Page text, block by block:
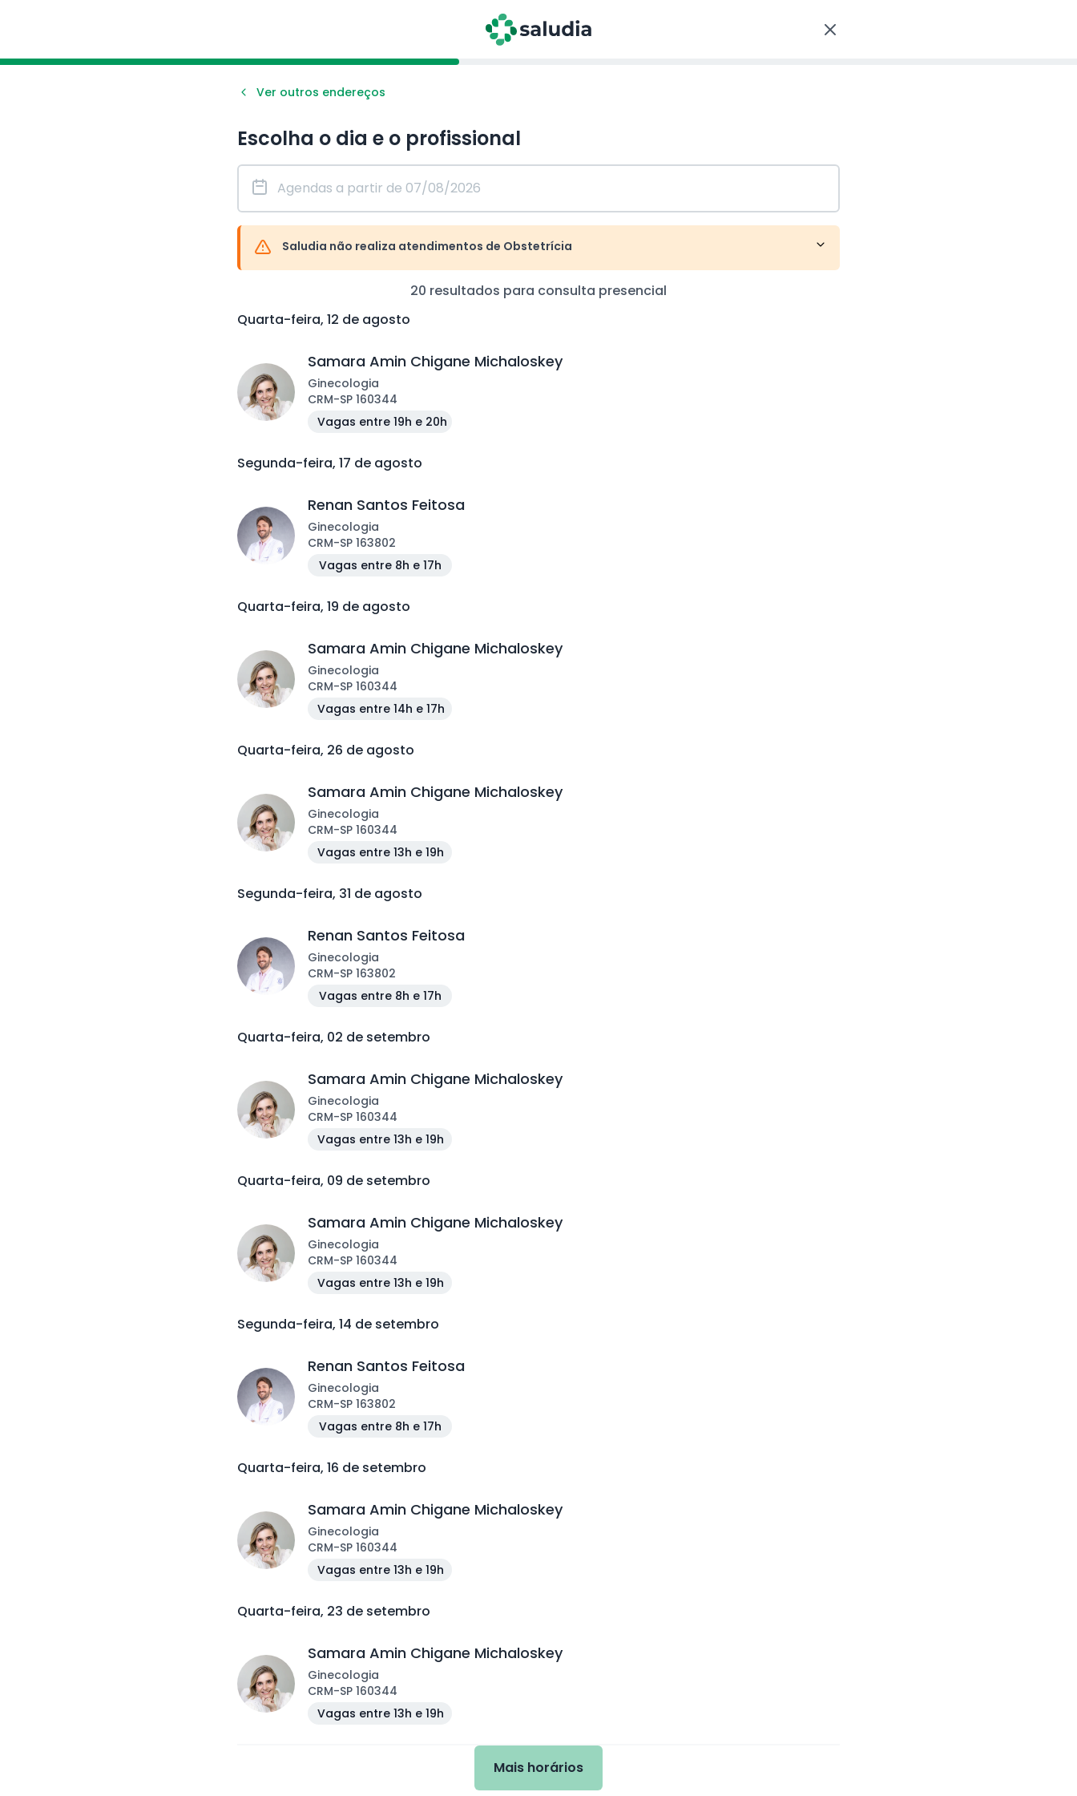
Ver outros endereços
Escolha o dia e o profissional
Saludia não realiza atendimentos de Obstetrícia
20 resultados para consulta presencial
Quarta-feira, 12 de agosto
Samara Amin Chigane Michaloskey
Ginecologia
CRM-SP 160344
Vagas entre 19h e 20h
Segunda-feira, 17 de agosto
Renan Santos Feitosa
Ginecologia
CRM-SP 163802
Vagas entre 8h e 17h
Quarta-feira, 19 de agosto
Samara Amin Chigane Michaloskey
Ginecologia
CRM-SP 160344
Vagas entre 14h e 17h
Quarta-feira, 26 de agosto
Samara Amin Chigane Michaloskey
Ginecologia
CRM-SP 160344
Vagas entre 13h e 19h
Segunda-feira, 31 de agosto
Renan Santos Feitosa
Ginecologia
CRM-SP 163802
Vagas entre 8h e 17h
Quarta-feira, 02 de setembro
Samara Amin Chigane Michaloskey
Ginecologia
CRM-SP 160344
Vagas entre 13h e 19h
Quarta-feira, 09 de setembro
Samara Amin Chigane Michaloskey
Ginecologia
CRM-SP 160344
Vagas entre 13h e 19h
Segunda-feira, 14 de setembro
Renan Santos Feitosa
Ginecologia
CRM-SP 163802
Vagas entre 8h e 17h
Quarta-feira, 16 de setembro
Samara Amin Chigane Michaloskey
Ginecologia
CRM-SP 160344
Vagas entre 13h e 19h
Quarta-feira, 23 de setembro
Samara Amin Chigane Michaloskey
Ginecologia
CRM-SP 160344
Vagas entre 13h e 19h
Mais horários